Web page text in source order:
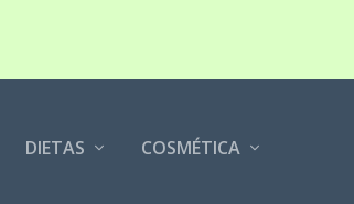
DIETAS COSMÉTICA